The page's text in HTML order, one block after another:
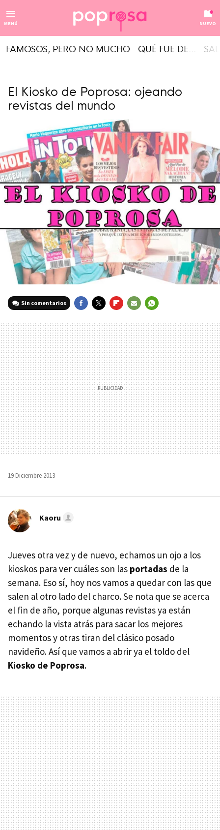
MENÚ NUEVO
FAMOSOS, PERO NO MUCHO QUÉ FUE DE...
El Kiosko de Poprosa: ojeando
revistas del mundo
Sin comentarios
MAIL
19 Diciembre 2013
Kaoru
Jueves otra vez y de nuevo, echamos un ojo a los
kioskos para ver cuáles son las portadas de la
semana. Eso sí, hoy nos vamos a quedar con las que
salen al otro lado del charco. Se nota que se acerca
el fin de año, porque algunas revistas ya están
echando la vista atrás para sacar los mejores
momentos y otras tiran del clásico posado
navideño. Así que vamos a abrir ya el toldo del
Kiosko de Poprosa.